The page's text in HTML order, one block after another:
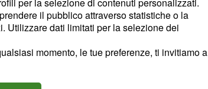
il pubblico attraverso statistiche o la
Utilizzare dati limitati per la selezione dei
momento, le tue preferenze, ti invitiamo a